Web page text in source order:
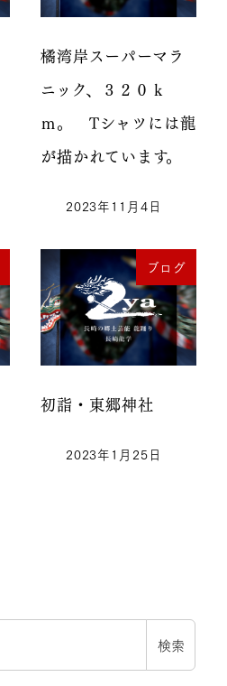
橘湾岸スーパーマラ
ニック、３２０ｋ
ｍ。 Tシャツには龍
が描かれています。
2023年11月4日
ブログ
初詣・東郷神社
2023年1月25日
検索